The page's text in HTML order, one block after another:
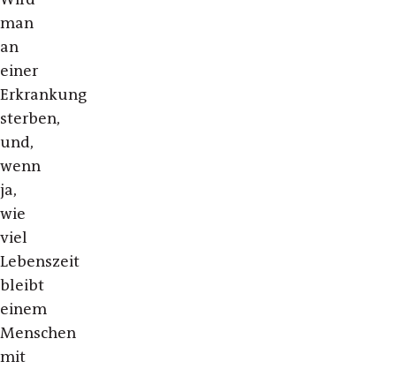
man
an
einer
Erkrankung
sterben,
und,
wenn
ja,
wie
viel
Lebenszeit
bleibt
einem
Menschen
mit